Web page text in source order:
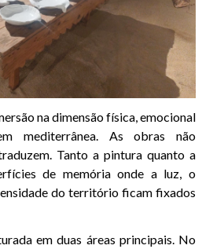
na dimensão física, emocional
mediterrânea. As obras não
Tanto a pintura quanto a
de memória onde a luz, o
do território ficam fixados
em duas áreas principais. No